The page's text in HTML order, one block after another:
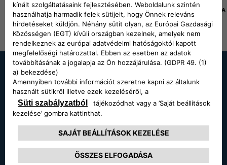
FEDEZD FEL: 500 HYBRID TORINO FEDEZD FEL:
ÉRDEKEL
*A kép illusztráció, a tájékoztatás nem teljes körű. Részletekért
kattints.